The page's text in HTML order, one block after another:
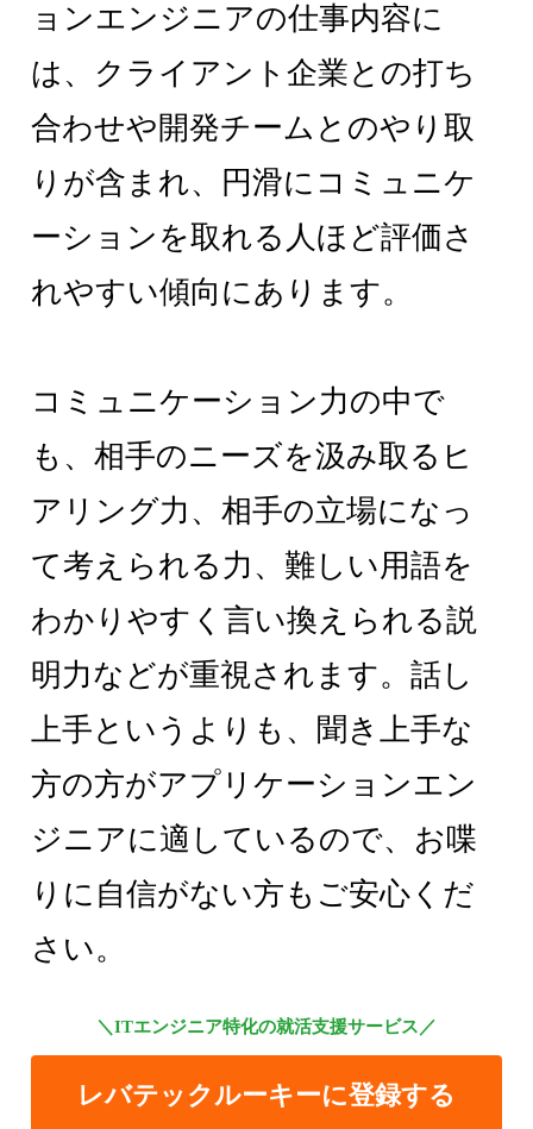
ョンエンジニアの仕事内容に
は、クライアント企業との打ち
合わせや開発チームとのやり取
りが含まれ、円滑にコミュニケ
ーションを取れる人ほど評価さ
れやすい傾向にあります。
コミュニケーション力の中で
も、相手のニーズを汲み取るヒ
アリング力、相手の立場になっ
て考えられる力、難しい用語を
わかりやすく言い換えられる説
明力などが重視されます。話し
上手というよりも、聞き上手な
方の方がアプリケーションエン
ジニアに適しているので、お喋
りに自信がない方もご安心くだ
さい。
＼ITエンジニア特化の就活支援サービス／
レバテックルーキーに登録する